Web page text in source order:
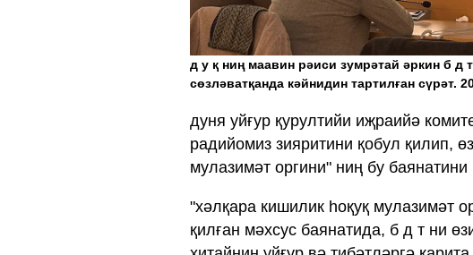
д у қ ниң маавин рәиси зумрәтай әркин б д
сөзләватқанда кәйнидин тартилған сүрәт.
дуня уйғур қурултийи иҗраийә
радийомиз зияритини қобул қилип,
мулазимәт оргини" ниң бу
"хәлқара кишилик һоқуқ мулазимәт
қилған мәхсус баянатида, б д т ни